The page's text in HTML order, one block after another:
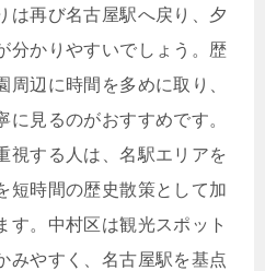
は再び名古屋駅へ戻り、夕
分かりやすいでしょう。歴
周辺に時間を多めに取り、
見るのがおすすめです。
視する人は、名駅エリアを
短時間の歴史散策として加
す。中村区は観光スポット
みやすく、名古屋駅を基点